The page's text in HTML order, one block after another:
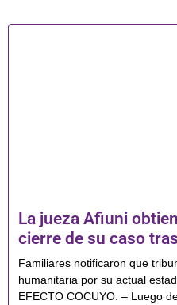
La jueza Afiuni
cierre de su caso
Familiares notificaron que
humanitaria por su actual
EFECTO COCUYO. – Luego